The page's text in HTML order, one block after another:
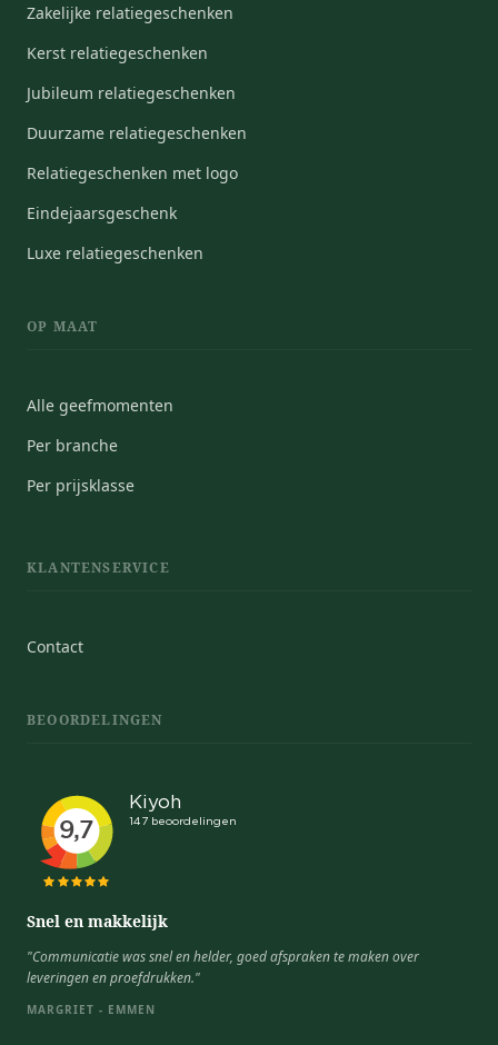
Zakelijke relatiegeschenken
Kerst relatiegeschenken
Jubileum relatiegeschenken
Duurzame relatiegeschenken
Relatiegeschenken met logo
Eindejaarsgeschenk
Luxe relatiegeschenken
OP MAAT
Alle geefmomenten
Per branche
Per prijsklasse
KLANTENSERVICE
Contact
BEOORDELINGEN
Snel en makkelijk
"Communicatie was snel en helder, goed afspraken te maken over
leveringen en proefdrukken."
MARGRIET - EMMEN